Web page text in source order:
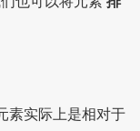
素实际上是相对于